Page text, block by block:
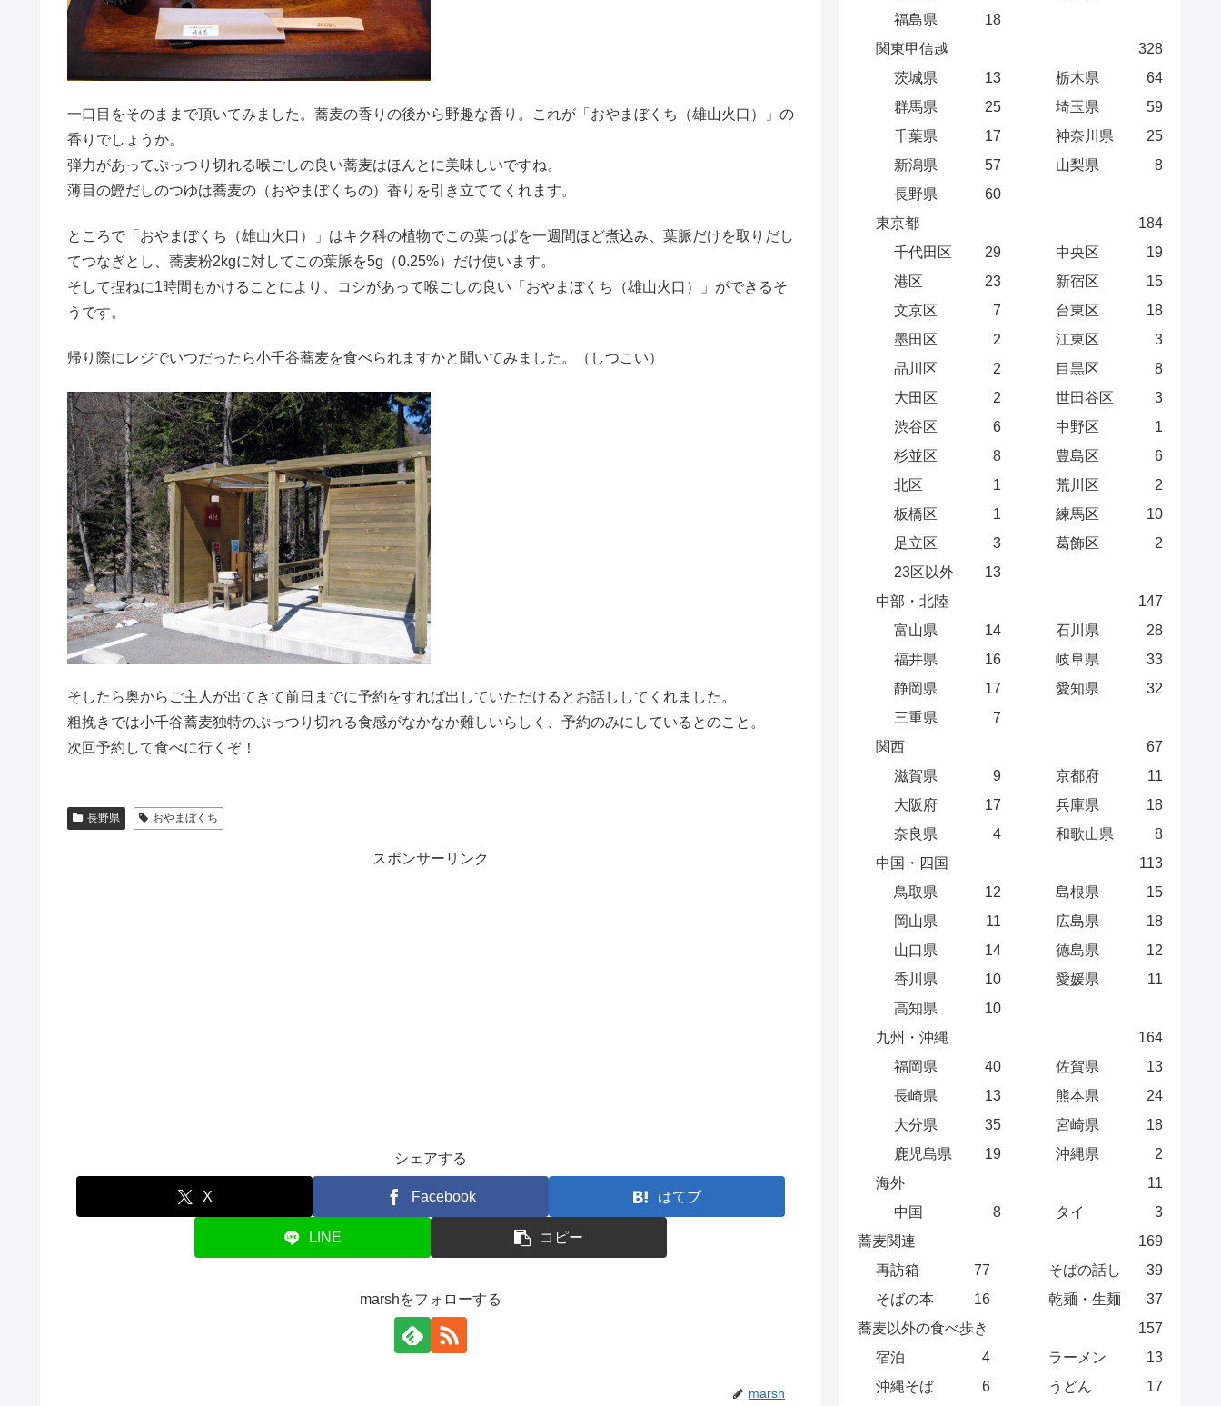
一口目をそのままで頂いてみました。蕎麦の香りの後から野趣な香り。これが「おやまぼくち（雄山火口）」の
香りでしょうか。
弾力があってぷっつり切れる喉ごしの良い蕎麦はほんとに美味しいですね。
薄目の鰹だしのつゆは蕎麦の（おやまぼくちの）香りを引き立ててくれます。
ところで「おやまぼくち（雄山火口）」はキク科の植物でこの葉っぱを一週間ほど煮込み、葉脈だけを取りだし
てつなぎとし、蕎麦粉2kgに対してこの葉脈を5g（0.25%）だけ使います。
そして捏ねに1時間もかけることにより、コシがあって喉ごしの良い「おやまぼくち（雄山火口）」ができるそ
うです。
帰り際にレジでいつだったら小千谷蕎麦を食べられますかと聞いてみました。（しつこい）
そしたら奥からご主人が出てきて前日までに予約をすれば出していただけるとお話ししてくれました。
粗挽きでは小千谷蕎麦独特のぷっつり切れる食感がなかなか難しいらしく、予約のみにしているとのこと。
次回予約して食べに行くぞ！
長野県 おやまぼくち
スポンサーリンク
シェアする
X Facebook はてブ
LINE コピー
marshをフォローする
marsh
福島県
18
関東甲信越
328
茨城県
13 栃木県
64
群馬県
25 埼玉県
59
千葉県
17 神奈川県
25
新潟県
57 山梨県
8
長野県
60
東京都
184
千代田区
29 中央区
19
港区
23 新宿区
15
文京区
7 台東区
18
墨田区
2 江東区
3
品川区
2 目黒区
8
大田区
2 世田谷区
3
渋谷区
6 中野区
1
杉並区
8 豊島区
6
北区
1 荒川区
2
板橋区
1 練馬区
10
足立区
3 葛飾区
2
23区以外
13
中部・北陸
147
富山県
14 石川県
28
福井県
16 岐阜県
33
静岡県
17 愛知県
32
三重県
7
関西
67
滋賀県
9 京都府
11
大阪府
17 兵庫県
18
奈良県
4 和歌山県
8
中国・四国
113
鳥取県
12 島根県
15
岡山県
11 広島県
18
山口県
14 徳島県
12
香川県
10 愛媛県
11
高知県
10
九州・沖縄
164
福岡県
40 佐賀県
13
長崎県
13 熊本県
24
大分県
35 宮崎県
18
鹿児島県
19 沖縄県
2
海外
11
中国
8 タイ
3
蕎麦関連
169
再訪箱
77 そばの話し
39
そばの本
16 乾麺・生麺
37
蕎麦以外の食べ歩き
157
宿泊
4 ラーメン
13
沖縄そば
6 うどん 17